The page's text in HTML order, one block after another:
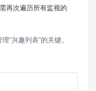
再次遍历所有监视的
“兴趣列表”的关键。